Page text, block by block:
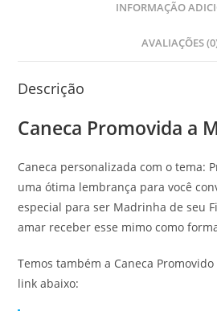
INFORMAÇÃO
AVALIAÇÕES
Descrição
Caneca Promovida a
Caneca personalizada com o tema:
uma ótima lembrança para você
especial para ser Madrinha de seu
amar receber esse mimo como
Temos também a Caneca
link abaixo: